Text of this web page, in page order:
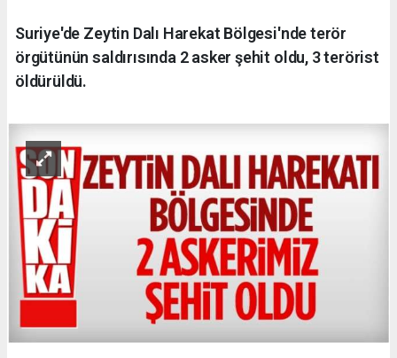
Suriye'de Zeytin Dalı Harekat Bölgesi'nde terör
örgütünün saldırısında 2 asker şehit oldu, 3 terörist
öldürüldü.